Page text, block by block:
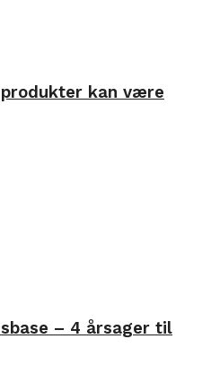
kan være
– 4 årsager til